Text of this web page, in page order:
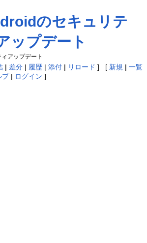
のセキュリテ
ップデート
アップデート
| 差分| 履歴| 添付| リロード ] [ 新規 | 一覧
プ| ログイン ]